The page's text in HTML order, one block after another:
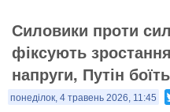
Силовики проти
фіксують
напруги, Путін
понеділок, 4 травень 2026, 11:45